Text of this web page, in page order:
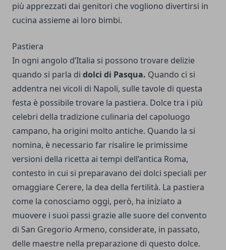
più apprezzati dai genitori che vogliono divertirsi in
cucina assieme ai loro bimbi.
Pastiera
In ogni angolo d’Italia si possono trovare delizie
quando si parla di dolci di Pasqua. Quando ci si
addentra nei vicoli di Napoli, sulle tavole di questa
festa è possibile trovare la pastiera. Dolce tra i più
celebri della tradizione culinaria del capoluogo
campano, ha origini molto antiche. Quando la si
nomina, è necessario far risalire le primissime
versioni della ricetta ai tempi dell’antica Roma,
contesto in cui si preparavano dei dolci speciali per
omaggiare Cerere, la dea della fertilità. La pastiera
come la conosciamo oggi, però, ha iniziato a
muovere i suoi passi grazie alle suore del convento
di San Gregorio Armeno, considerate, in passato,
delle maestre nella preparazione di questo dolce.